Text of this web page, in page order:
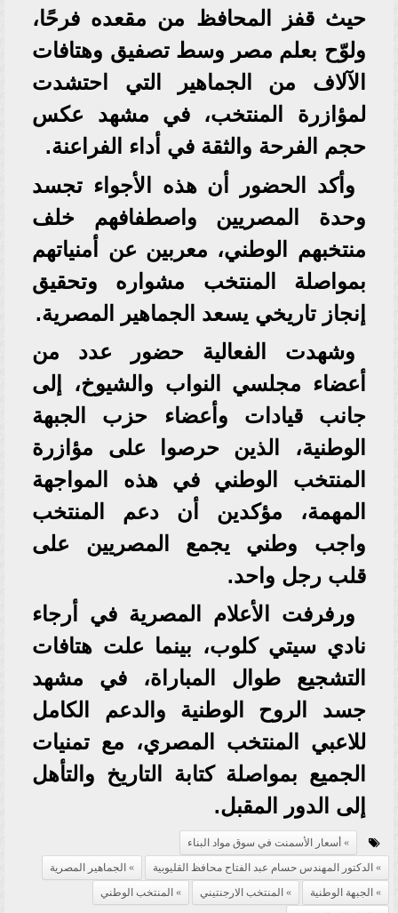
حيث قفز المحافظ من مقعده فرحًا،
ولوّح بعلم مصر وسط تصفيق وهتافات
الآلاف من الجماهير التي احتشدت
لمؤازرة المنتخب، في مشهد عكس
حجم الفرحة والثقة في أداء الفراعنة.
وأكد الحضور أن هذه الأجواء تجسد
وحدة المصريين واصطفافهم خلف
منتخبهم الوطني، معربين عن أمنياتهم
بمواصلة المنتخب مشواره وتحقيق
إنجاز تاريخي يسعد الجماهير المصرية.
وشهدت الفعالية حضور عدد من
أعضاء مجلسي النواب والشيوخ، إلى
جانب قيادات وأعضاء حزب الجبهة
الوطنية، الذين حرصوا على مؤازرة
المنتخب الوطني في هذه المواجهة
المهمة، مؤكدين أن دعم المنتخب
واجب وطني يجمع المصريين على
قلب رجل واحد.
ورفرفت الأعلام المصرية في أرجاء
نادي سيتي كلوب، بينما علت هتافات
التشجيع طوال المباراة، في مشهد
جسد الروح الوطنية والدعم الكامل
للاعبي المنتخب المصري، مع تمنيات
الجميع بمواصلة كتابة التاريخ والتأهل
إلى الدور المقبل.
أسعار الأسمنت في سوق مواد البناء
الدكتور المهندس حسام عبد الفتاح محافظ القليوبية
الجماهير المصرية
الجبهة الوطنية
المنتخب الارجنتيني
المنتخب الوطني